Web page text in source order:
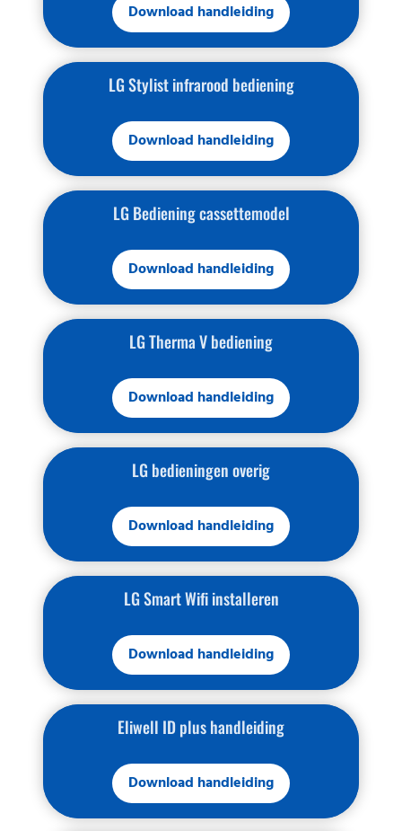
Download handleiding
LG Stylist infrarood bediening
Download handleiding
LG Bediening cassettemodel
Download handleiding
LG Therma V bediening
Download handleiding
LG bedieningen overig
Download handleiding
LG Smart Wifi installeren
Download handleiding
Eliwell ID plus handleiding
Download handleiding